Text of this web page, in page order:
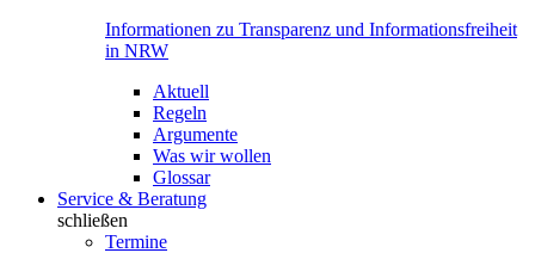
Informationen zu Transparenz und Informationsfreiheit
in NRW
Aktuell
Regeln
Argumente
Was wir wollen
Glossar
Service & Beratung
schließen
Termine